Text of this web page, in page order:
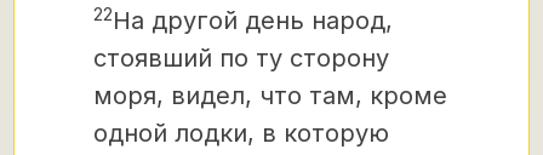
22На другой день народ,
стоявший по ту сторону
моря, видел, что там, кроме
одной лодки, в которую